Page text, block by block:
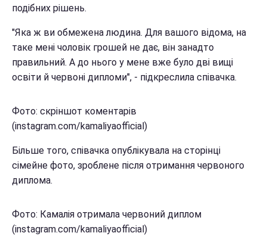
подібних рішень.
"Яка ж ви обмежена людина. Для вашого відома, на
таке мені чоловік грошей не дає, він занадто
правильний. А до нього у мене вже було дві вищі
освіти й червоні дипломи", - підкреслила співачка.
Фото: скріншот коментарів
(instagram.com/kamaliyaofficial)
Більше того, співачка опублікувала на сторінці
сімейне фото, зроблене після отримання червоного
диплома.
Фото: Камалія отримала червоний диплом
(instagram.com/kamaliyaofficial)